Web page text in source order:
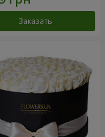
Заказать